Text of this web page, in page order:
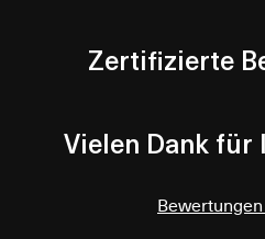
Zertifizierte
Vielen Dank für